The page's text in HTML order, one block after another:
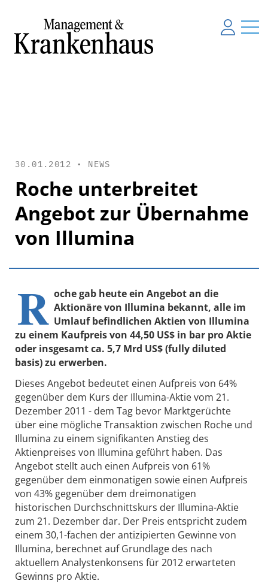
30.01.2012 • NEWS
Roche unterbreitet
Angebot zur Übernahme
von Illumina
R oche gab heute ein Angebot an die
Aktionäre von Illumina bekannt, alle im
Umlauf befindlichen Aktien von Illumina
zu einem Kaufpreis von 44,50 US$ in bar pro Aktie
oder insgesamt ca. 5,7 Mrd US$ (fully diluted
basis) zu erwerben.
Dieses Angebot bedeutet einen Aufpreis von 64%
gegenüber dem Kurs der Illumina-Aktie vom 21.
Dezember 2011 - dem Tag bevor Marktgerüchte
über eine mögliche Transaktion zwischen Roche und
Illumina zu einem signifikanten Anstieg des
Aktienpreises von Illumina geführt haben. Das
Angebot stellt auch einen Aufpreis von 61%
gegenüber dem einmonatigen sowie einen Aufpreis
von 43% gegenüber dem dreimonatigen
historischen Durchschnittskurs der Illumina-Aktie
zum 21. Dezember dar. Der Preis entspricht zudem
einem 30,1-fachen der antizipierten Gewinne von
Illumina, berechnet auf Grundlage des nach
aktuellem Analystenkonsens für 2012 erwarteten
Gewinns pro Aktie.